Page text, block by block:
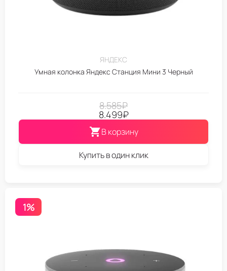
ЯНДЕКС
Умная колонка Яндекс Станция Мини 3 Черный
8.585₽
8.499₽
В корзину
Купить в один клик
1%